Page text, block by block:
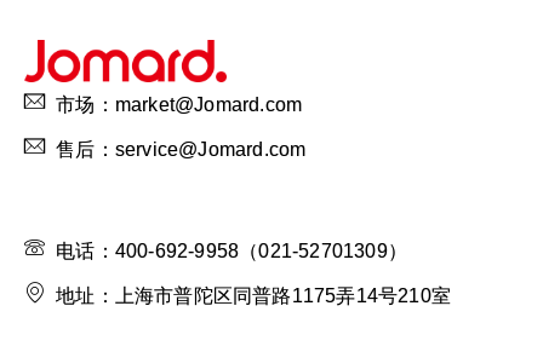
市场：market@Jomard.com
售后：service@Jomard.com
电话：400-692-9958（021-52701309）
地址：上海市普陀区同普路1175弄14号210室